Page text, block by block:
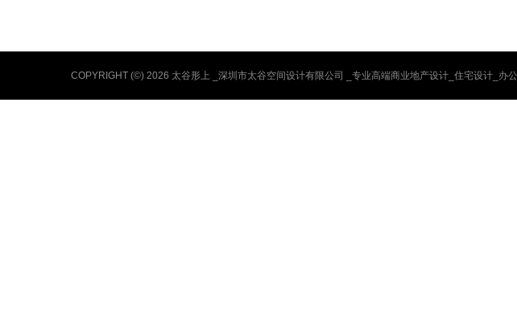
COPYRIGHT (©) 2026 太谷形上 _深圳市太谷空间设计有限公司 _专业高端商业地产设计_住宅设计_办